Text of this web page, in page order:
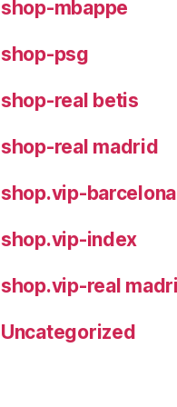
shop-mbappe
shop-psg
shop-real betis
shop-real madrid
shop.vip-barcelona
shop.vip-index
shop.vip-real
Uncategorized